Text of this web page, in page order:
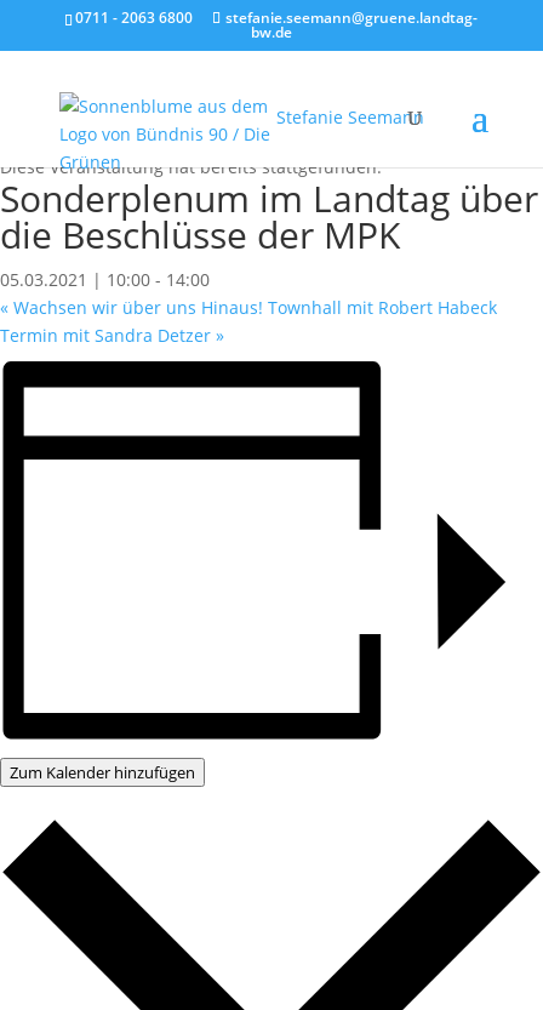
0711 - 2063 6800 stefanie.seemann@gruene.landtag-
bw.de
Stefanie Seemann
« Alle Veranstaltungen
Diese Veranstaltung hat bereits stattgefunden.
Sonderplenum im Landtag über
die Beschlüsse der MPK
05.03.2021 | 10:00 - 14:00
« Wachsen wir über uns Hinaus! Townhall mit Robert Habeck
Termin mit Sandra Detzer »
Zum Kalender hinzufügen